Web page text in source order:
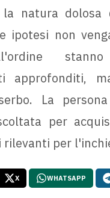
natura dolosa
ipotesi non
stanno
approfonditi,
La
per
rilevanti per
X WHATSAPP